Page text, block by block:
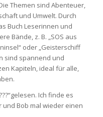
Themen sind Abenteuer,
und Umwelt. Durch
Buch Leserinnen und
Bände, z. B. „SOS aus
oder „Geisterschiff
sind spannend und
Kapiteln, ideal für alle,
Ich finde es
und Bob mal wieder einen